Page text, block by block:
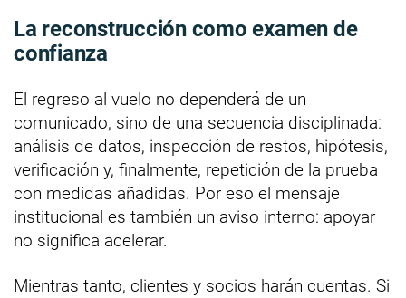
La reconstrucción como examen de
confianza
El regreso al vuelo no dependerá de un
comunicado, sino de una secuencia disciplinada:
análisis de datos, inspección de restos, hipótesis,
verificación y, finalmente, repetición de la prueba
con medidas añadidas. Por eso el mensaje
institucional es también un aviso interno: apoyar
no significa acelerar.
Mientras tanto, clientes y socios harán cuentas. Si